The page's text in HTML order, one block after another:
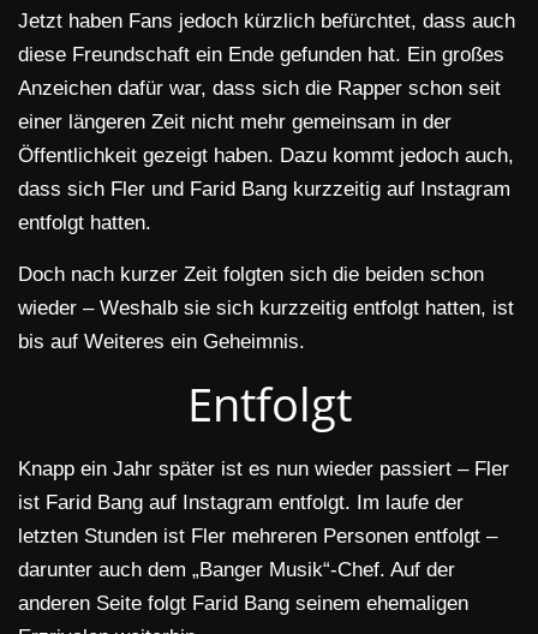
Jetzt haben Fans jedoch kürzlich befürchtet, dass auch
diese Freundschaft ein Ende gefunden hat. Ein großes
Anzeichen dafür war, dass sich die Rapper schon seit
einer längeren Zeit nicht mehr gemeinsam in der
Öffentlichkeit gezeigt haben. Dazu kommt jedoch auch,
dass sich Fler und Farid Bang kurzzeitig auf Instagram
entfolgt hatten.
Doch nach kurzer Zeit folgten sich die beiden schon
wieder – Weshalb sie sich kurzzeitig entfolgt hatten, ist
bis auf Weiteres ein Geheimnis.
Entfolgt
Knapp ein Jahr später ist es nun wieder passiert – Fler
ist Farid Bang auf Instagram entfolgt. Im laufe der
letzten Stunden ist Fler mehreren Personen entfolgt –
darunter auch dem „Banger Musik“-Chef. Auf der
anderen Seite folgt Farid Bang seinem ehemaligen